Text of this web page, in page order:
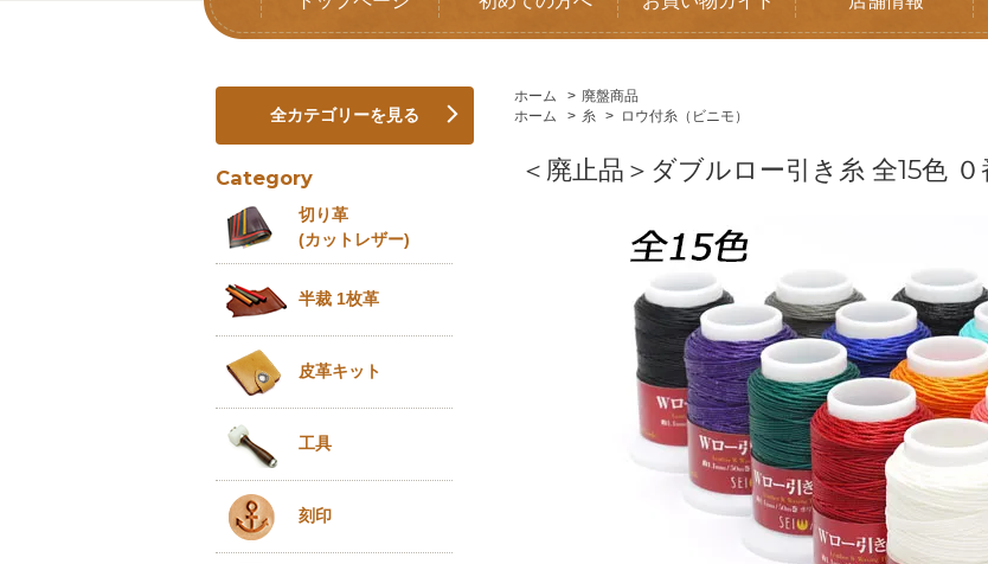
ホーム > 廃盤商品
ホーム
> 糸 > ロウ付糸（ビニモ）
＜廃止品＞ダブルロー引き糸 全15色 ０
全カテゴリーを見る
Category
切り革
(カットレザー)
半裁 1枚革
皮革キット
工具
刻印